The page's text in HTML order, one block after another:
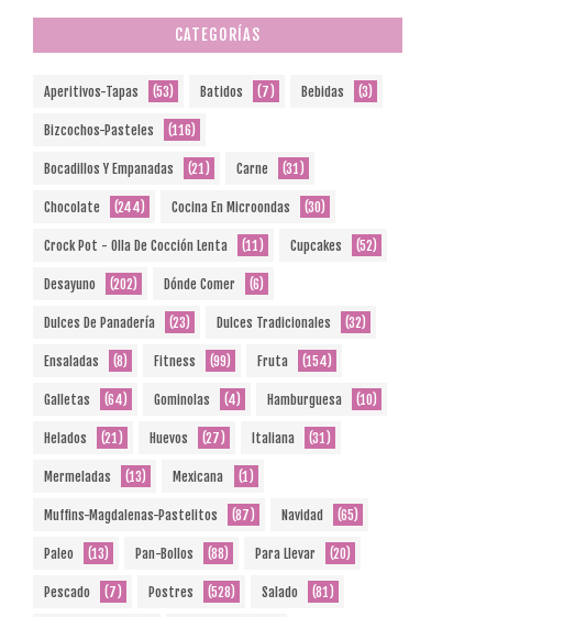
CATEGORÍAS
Aperitivos-Tapas (53) Batidos (7) Bebidas (3)
Bizcochos-Pasteles (116)
Bocadillos Y Empanadas (21) Carne (31)
Chocolate (244) Cocina En Microondas (30)
Crock Pot - Olla De Cocción Lenta (11) Cupcakes (52)
Desayuno (202) Dónde Comer (6)
Dulces De Panadería (23) Dulces Tradicionales (32)
Ensaladas (8) Fitness (99) Fruta (154)
Galletas (64) Gominolas (4) Hamburguesa (10)
Helados (21) Huevos (27) Italiana (31)
Mermeladas (13) Mexicana (1)
Muffins-Magdalenas-Pastelitos (87) Navidad (65)
Paleo (13) Pan-Bollos (88) Para Llevar (20)
Pescado (7) Postres (528) Salado (81)